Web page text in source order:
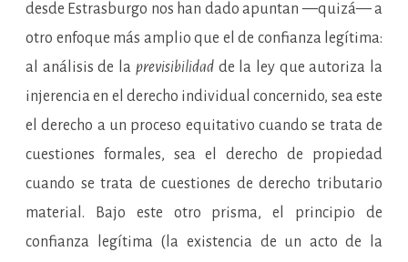
desde Estrasburgo nos han dado apuntan —quizá— a
otro enfoque más amplio que el de confianza legítima:
al análisis de la previsibilidadde la ley que autoriza la
injerencia en el derecho individual concernido, sea este
el derecho a un proceso equitativo cuando se trata de
cuestiones formales, sea el derecho de propiedad
cuando se trata de cuestiones de derecho tributario
material. Bajo este otro prisma, el principio de
confianza legítima (la existencia de un acto de la